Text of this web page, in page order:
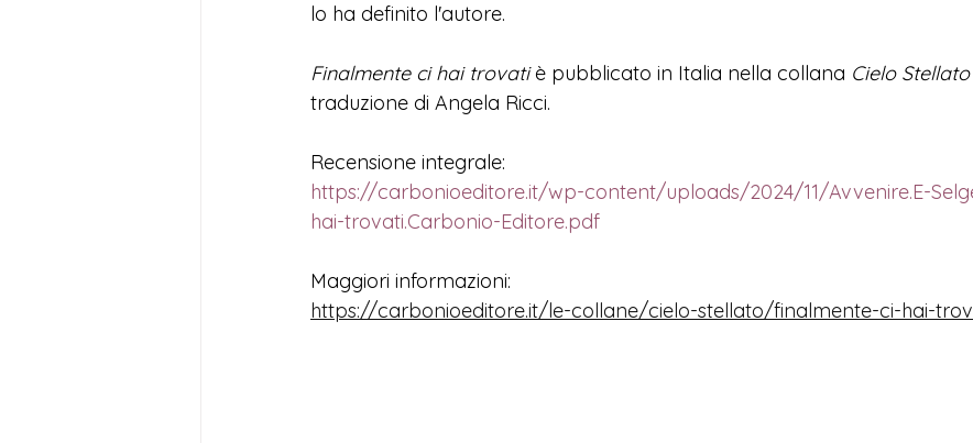
lo ha definito l'autore.
Finalmente ci hai trovati è pubblicato in Italia nella collana Cielo Stellato
traduzione di Angela Ricci.
Recensione integrale:
https://carbonioeditore.it/wp-content/uploads/2024/11/Avvenire.E-
hai-trovati.Carbonio-Editore.pdf
Maggiori informazioni:
https://carbonioeditore.it/le-collane/cielo-stellato/finalmente-ci-hai-